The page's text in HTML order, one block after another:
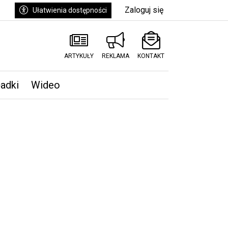
Ułatwienia dostępności Zaloguj się
ARTYKUŁY REKLAMA KONTAKT
Wideo